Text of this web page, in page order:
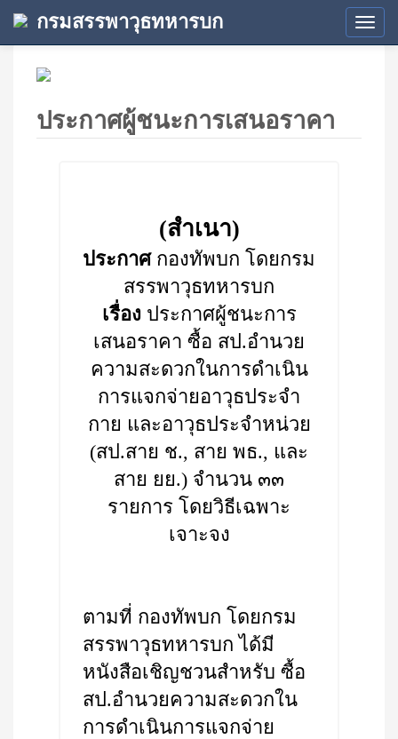
กรมสรรพาวุธทหารบก
ประกาศผู้ชนะการเสนอราคา
(สำเนา)
ประกาศกองทัพบก โดยกรม
สรรพาวุธทหารบก
เรื่อง ประกาศผู้ชนะการ
เสนอราคา ซื้อ สป.อำนวย
ความสะดวกในการดำเนิน
การแจกจ่ายอาวุธประจำ
กาย และอาวุธประจำหน่วย
(สป.สาย ช., สาย พธ., และ
สาย ยย.) จำนวน ๓๓
รายการ โดยวิธีเฉพาะ
เจาะจง
ตามที่ กองทัพบก โดยกรม
สรรพาวุธทหารบก ได้มี
หนังสือเชิญชวนสำหรับ ซื้อ
สป.อำนวยความสะดวกใน
การดำเนินการแจกจ่าย